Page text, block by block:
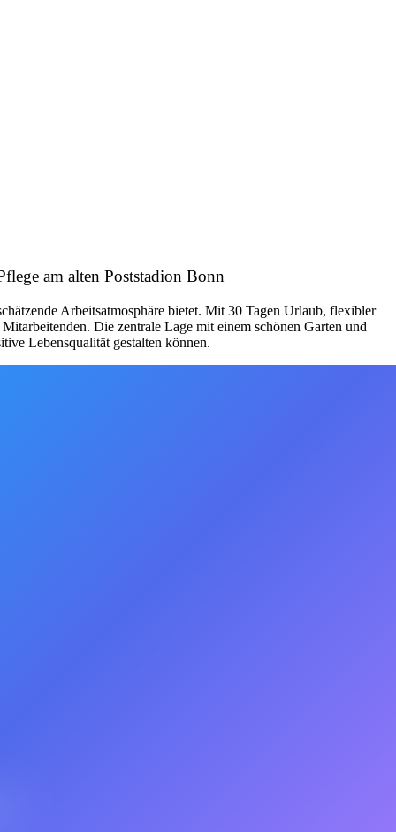
am alten Poststadion Bonn
Arbeitsatmosphäre bietet. Mit 30 Tagen Urlaub, flexibler
Die zentrale Lage mit einem schönen Garten und
Lebensqualität gestalten können.